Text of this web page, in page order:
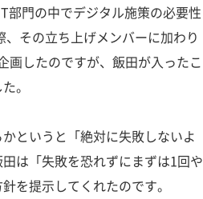
部門の中でデジタル施策の必要性
その立ち上げメンバーに加わり
画したのですが、飯田が入ったこ
。
というと「絶対に失敗しないよ
は「失敗を恐れずにまずは1回や
を提示してくれたのです。